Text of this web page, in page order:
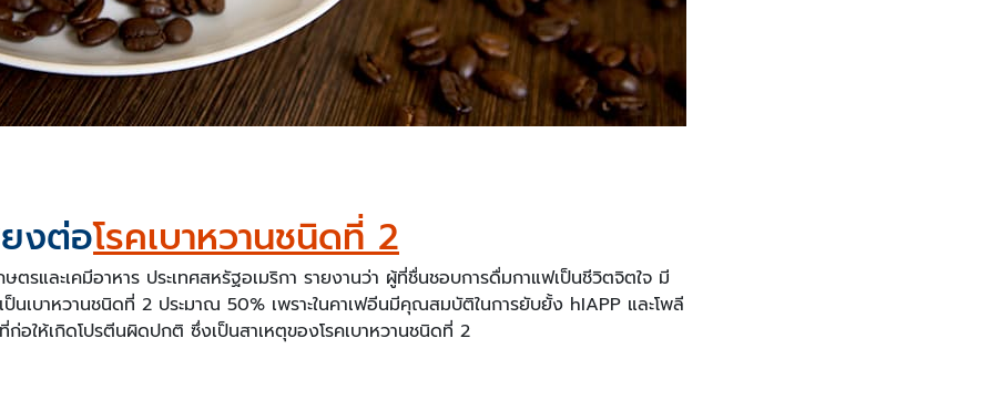
งต่อโรคเบาหวานชนิดที่ 2
ตรและเคมีอาหาร ประเทศสหรัฐอเมริกา รายงานว่า ผู้ที่ชื่นชอบการดื่มกาแฟเป็นชีวิตจิตใจ มี
ป็นเบาหวานชนิดที่ 2 ประมาณ 50% เพราะในคาเฟอีนมีคุณสมบัติในการยับยั้ง hIAPP และโพลี
อให้เกิดโปรตีนผิดปกติ ซึ่งเป็นสาเหตุของโรคเบาหวานชนิดที่ 2